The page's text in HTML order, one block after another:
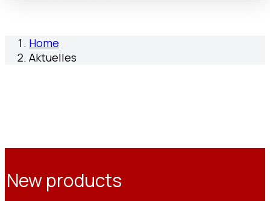
Home
Aktuelles
New products